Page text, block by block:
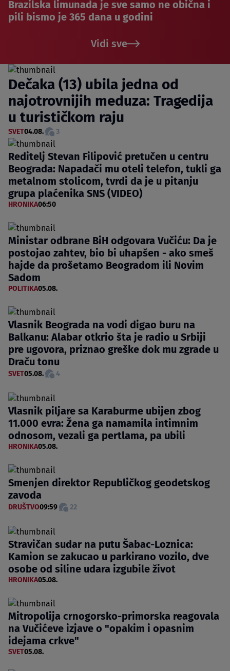
Brazilska limunada je sve samo ne obična i
pili bismo je 365 dana u godini
Vidi sve
Dečaka (13) ubila jedna od
najotrovnijih meduza: Tragedija
u turističkom raju
SVET04.08. 3
Reditelj Stevan Filipović pretučen u centru
Beograda: Napadači mu oteli telefon, tukli ga
metalnom stolicom, tvrdi da je u pitanju
grupa plaćenika SNS (VIDEO)
HRONIKA06:50
Ministar odbrane BiH odgovara Vučiću: Da je
postojao zahtev, bio bi uhapšen - ako smeš
hajde da prošetamo Beogradom ili Novim
Sadom
POLITIKA05.08.
Vlasnik Beograda na vodi digao buru na
Balkanu: Alabar otkrio šta je radio u Srbiji
pre ugovora, priznao greške dok mu zgrade u
Draču tonu
SVET05.08. 4
Vlasnik piljare sa Karaburme ubijen zbog
11.000 evra: Žena ga namamila intimnim
odnosom, vezali ga pertlama, pa ubili
HRONIKA05.08.
Smenjen direktor Republičkog geodetskog
zavoda
DRUŠTVO09:59 22
Stravičan sudar na putu Šabac-Loznica:
Kamion se zakucao u parkirano vozilo, dve
osobe od siline udara izgubile život
HRONIKA05.08.
Mitropolija crnogorsko-primorska reagovala
na Vučićeve izjave o "opakim i opasnim
idejama crkve"
SVET05.08.